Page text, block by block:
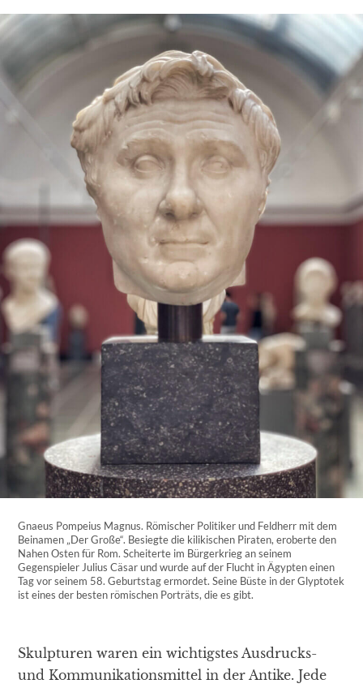
Gnaeus Pompeius Magnus. Römischer Politiker und Feldherr mit dem
Beinamen „Der Große“. Besiegte die kilikischen Piraten, eroberte den
Nahen Osten für Rom. Scheiterte im Bürgerkrieg an seinem
Gegenspieler Julius Cäsar und wurde auf der Flucht in Ägypten einen
Tag vor seinem 58. Geburtstag ermordet. Seine Büste in der Glyptotek
ist eines der besten römischen Porträts, die es gibt.
Skulpturen waren ein wichtigstes Ausdrucks-
und Kommunikationsmittel in der Antike. Jede